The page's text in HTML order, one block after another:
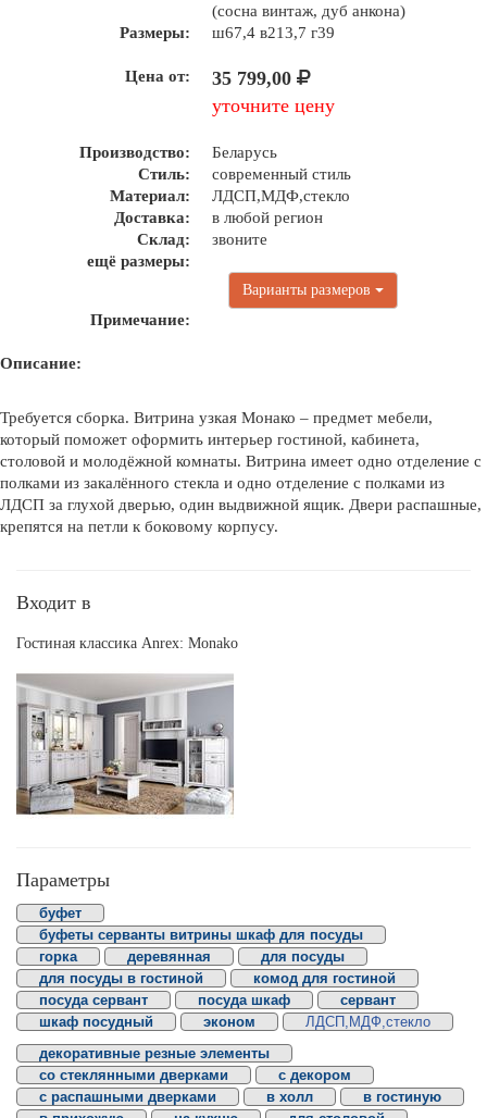
(сосна винтаж, дуб анкона)
Размеры:
ш67,4 в213,7 г39
Цена от:
35 799,00
уточните цену
Производство:
Беларусь
Стиль:
современный стиль
Материал:
ЛДСП,МДФ,стекло
Доставка:
в любой регион
Склад:
звоните
ещё размеры:
Варианты размеров
Примечание:
Описание:
Требуется сборка. Витрина узкая Монако – предмет мебели,
который поможет оформить интерьер гостиной, кабинета,
столовой и молодёжной комнаты. Витрина имеет одно отделение с
полками из закалённого стекла и одно отделение с полками из
ЛДСП за глухой дверью, один выдвижной ящик. Двери распашные,
крепятся на петли к боковому корпусу.
Входит в
Гостиная классика Anrex: Monako
Параметры
буфет
буфеты серванты витрины шкаф для посуды
горка
деревянная
для посуды
для посуды в гостиной
комод для гостиной
посуда сервант
посуда шкаф
сервант
шкаф посудный
эконом
ЛДСП,МДФ,стекло
декоративные резные элементы
со стеклянными дверками
с декором
с распашными дверками
в холл
в гостиную